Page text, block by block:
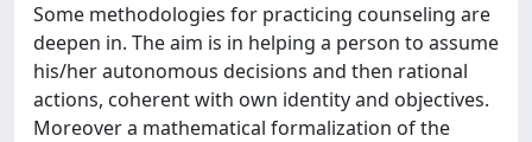
Some methodologies for practicing counseling are
deepen in. The aim is in helping a person to assume
his/her autonomous decisions and then rational
actions, coherent with own identity and objectives.
Moreover a mathematical formalization of the